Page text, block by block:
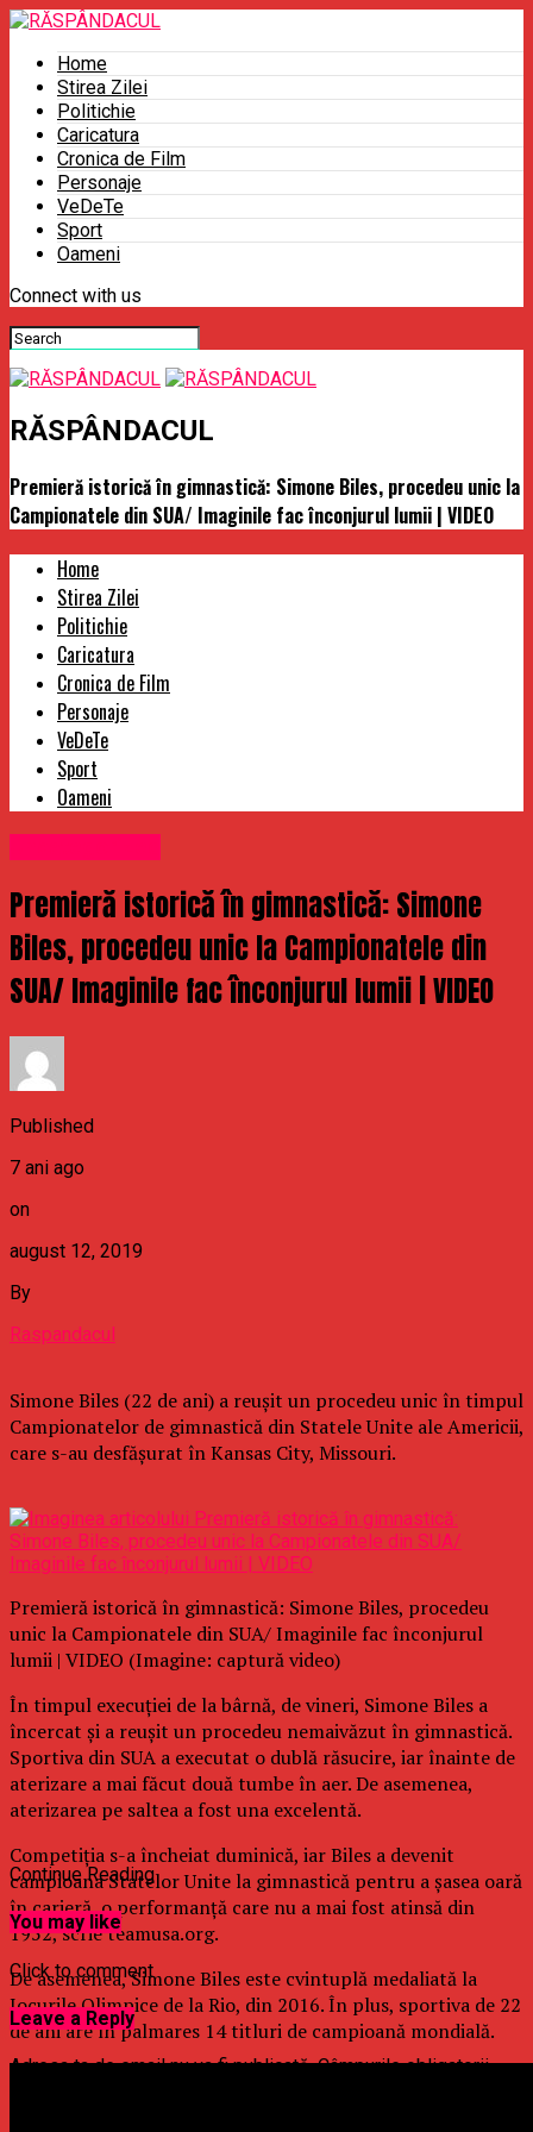
Home
Stirea Zilei
Politichie
Caricatura
Cronica de Film
Personaje
VeDeTe
Sport
Oameni
Connect with us
RĂSPÂNDACUL
Premieră istorică în gimnastică: Simone Biles, procedeu unic la
Campionatele din SUA/ Imaginile fac înconjurul lumii | VIDEO
Home
Stirea Zilei
Politichie
Caricatura
Cronica de Film
Personaje
VeDeTe
Sport
Oameni
Premieră istorică în gimnastică: Simone
Biles, procedeu unic la Campionatele din
SUA/ Imaginile fac înconjurul lumii | VIDEO
Published
7 ani ago
on
august 12, 2019
By
Raspandacul
Simone Biles (22 de ani) a reuşit un procedeu unic în timpul
Campionatelor de gimnastică din Statele Unite ale Americii,
care s-au desfăşurat în Kansas City, Missouri.
Premieră istorică în gimnastică: Simone Biles, procedeu
unic la Campionatele din SUA/ Imaginile fac înconjurul
lumii | VIDEO (Imagine: captură video)
În timpul execuţiei de la bârnă, de vineri, Simone Biles a
încercat şi a reuşit un procedeu nemaivăzut în gimnastică.
Sportiva din SUA a executat o dublă răsucire, iar înainte de
aterizare a mai făcut două tumbe în aer. De asemenea,
aterizarea pe saltea a fost una excelentă.
Competiţia s-a încheiat duminică, iar Biles a devenit
campioana Statelor Unite la gimnastică pentru a şasea oară
în carieră, o performanţă care nu a mai fost atinsă din
1952, scrie teamusa.org.
De asemenea, Simone Biles este cvintuplă medaliată la
Jocurile Olimpice de la Rio, din 2016. În plus, sportiva de 22
de ani are în palmares 14 titluri de campioană mondială.
Continue Reading
You may like
Click to comment
Leave a Reply
Adresa ta de email nu va fi publicată. Câmpurile obligatorii